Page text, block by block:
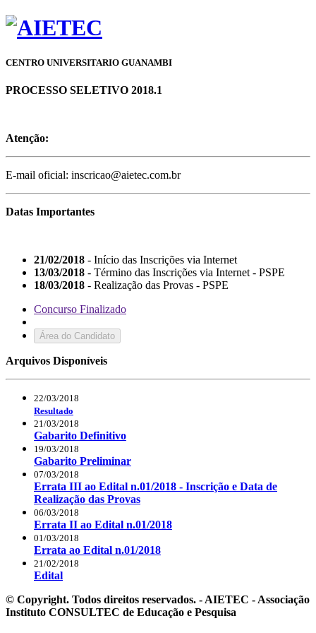
CENTRO UNIVERSITARIO GUANAMBI
PROCESSO SELETIVO 2018.1
Atenção:
E-mail oficial: inscricao@aietec.com.br
Datas Importantes
21/02/2018 - Início das Inscrições via Internet
13/03/2018 - Término das Inscrições via Internet - PSPE
18/03/2018 - Realização das Provas - PSPE
Concurso Finalizado
Área do Candidato
Arquivos Disponíveis
22/03/2018
Resultado
21/03/2018
Gabarito Definitivo
19/03/2018
Gabarito Preliminar
07/03/2018
Errata III ao Edital n.01/2018 - Inscrição e Data de
Realização das Provas
06/03/2018
Errata II ao Edital n.01/2018
01/03/2018
Errata ao Edital n.01/2018
21/02/2018
Edital
© Copyright. Todos direitos reservados. - AIETEC - Associação
Instituto CONSULTEC de Educação e Pesquisa